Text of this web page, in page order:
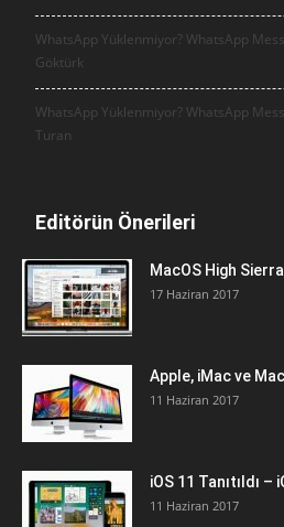
WhatsApp Yüklenmiyor? WhatsApp
Göktürk
WhatsApp Yüklenmiyor? WhatsApp
Turan
Editörün Önerileri
MacOS High
17 Haziran 2017
Apple, iMac ve
11 Haziran 2017
iOS 11 Tanıtıldı –
11 Haziran 2017